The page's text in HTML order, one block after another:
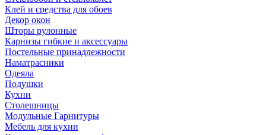
Клей и средства для обоев
Декор окон
Шторы рулонные
Карнизы гибкие и аксессуары
Постельные принадлежности
Наматрасники
Одеяла
Подушки
Кухни
Столешницы
Модульные Гарнитуры
Мебель для кухни